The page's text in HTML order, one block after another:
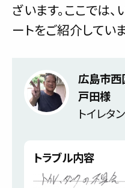
ざいます。ここでは
ートをご紹介していま
広島市西
戸田様
トイレタ
トラブル内容